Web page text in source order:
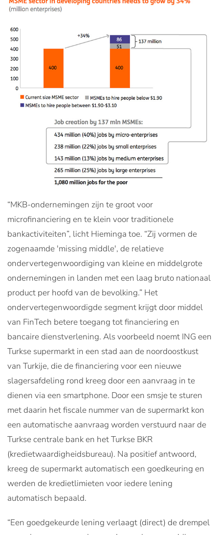
“MKB-ondernemingen zijn te groot voor
microfinanciering en te klein voor traditionele
bankactiviteiten”, licht Hieminga toe. “Zij vormen de
zogenaamde 'missing middle', de relatieve
ondervertegenwoordiging van kleine en middelgrote
ondernemingen in landen met een laag bruto nationaal
product per hoofd van de bevolking.” Het
ondervertegenwoordigde segment krijgt door middel
van FinTech betere toegang tot financiering en
bancaire dienstverlening. Als voorbeeld noemt ING een
Turkse supermarkt in een stad aan de noordoostkust
van Turkije, die de financiering voor een nieuwe
slagersafdeling rond kreeg door een aanvraag in te
dienen via een smartphone. Door een smsje te sturen
met daarin het fiscale nummer van de supermarkt kon
een automatische aanvraag worden verstuurd naar de
Turkse centrale bank en het Turkse BKR
(kredietwaardigheidsbureau). Na positief antwoord,
kreeg de supermarkt automatisch een goedkeuring en
werden de kredietlimieten voor iedere lening
automatisch bepaald.
“Een goedgekeurde lening verlaagt (direct) de drempel